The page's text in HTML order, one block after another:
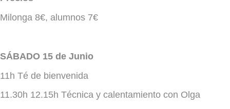
Milonga 8€, alumnos 7€
SÁBADO 15 de Junio
11h Té de bienvenida
11.30h 12.15h Técnica y calentamiento con Olga